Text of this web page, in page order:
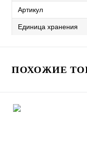
Артикул
Единица хранения
ПОХОЖИЕ